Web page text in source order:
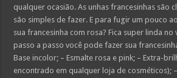
qualquer ocasião. As unhas francesinhas são
são simples de fazer. E para fugir um pouco
sua francesinha com rosa? Fica super linda no
passo a passo você pode fazer sua
Base incolor; – Esmalte rosa e pink; – Extra-
encontrado em qualquer loja de cosméticos);